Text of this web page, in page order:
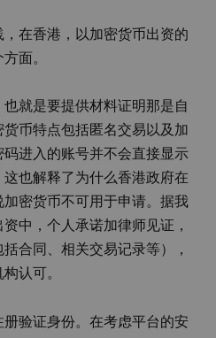
在香港，以加密货币出资的
面。
就是要提供材料证明那是自
币特点包括匿名交易以及加
进入的账号并不会直接显示
也解释了为什么香港政府在
密货币不可用于申请。据我
中，个人承诺加律师见证，
合同、相关交易记录等），
认可。
验证身份。在考虑平台的安